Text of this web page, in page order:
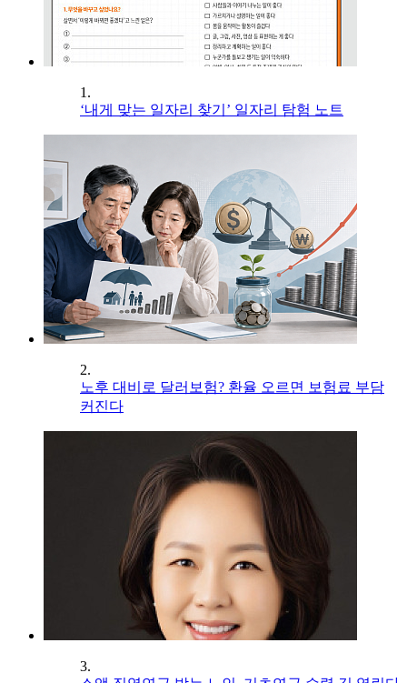
1.
‘내게 맞는 일자리 찾기’ 일자리 탐험 노트
2.
노후 대비로 달러보험? 환율 오르면 보험료 부담
커진다
3.